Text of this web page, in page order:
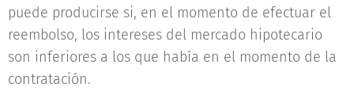
puede producirse si, en el momento de efectuar el
reembolso, los intereses del mercado hipotecario
son inferiores a los que había en el momento de la
contratación.